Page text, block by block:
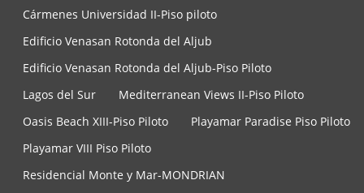
Cármenes Universidad II-Piso piloto
Edificio Venasan Rotonda del Aljub
Edificio Venasan Rotonda del Aljub-Piso Piloto
Lagos del Sur
Mediterranean Views II-Piso Piloto
Oasis Beach XIII-Piso Piloto
Playamar Paradise Piso Piloto
Playamar VIII Piso Piloto
Residencial Monte y Mar-MONDRIAN